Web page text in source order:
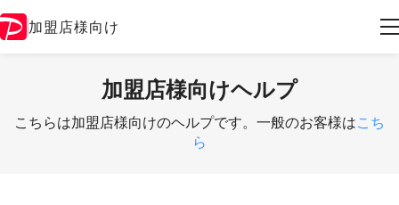
加盟店様向け
加盟店様向けヘルプ
こちらは加盟店様向けのヘルプです。一般のお客様はこち
ら